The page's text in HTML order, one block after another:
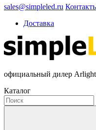
sales@simpleled.ru
Доставка
официальный дилер Arlight
Каталог